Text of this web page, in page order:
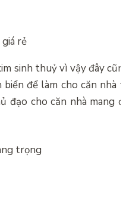
rẻ
sinh thuỷ vì vậy đây
để làm cho căn nhà
đạo cho căn nhà mang